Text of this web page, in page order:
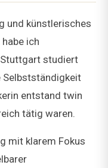
und künstlerisches
ich
studiert
Selbstständigkeit
entstand twin
tätig waren.
mit klarem Fokus